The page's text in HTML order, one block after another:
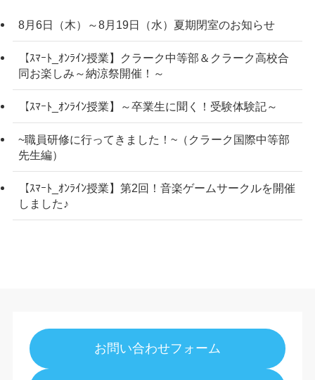
8月6日（木）～8月19日（水）夏期閉室のお知らせ
【ｽﾏｰﾄ_ｵﾝﾗｲﾝ授業】クラーク中等部＆クラーク高校合
同お楽しみ～納涼祭開催！～
【ｽﾏｰﾄ_ｵﾝﾗｲﾝ授業】～卒業生に聞く！受験体験記～
~職員研修に行ってきました！~（クラーク国際中等部
先生編）
【ｽﾏｰﾄ_ｵﾝﾗｲﾝ授業】第2回！音楽ゲームサークルを開催
しました♪
お問い合わせフォーム